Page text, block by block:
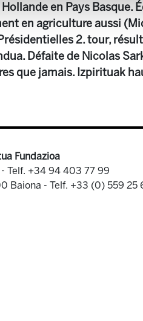
en Pays Basque.
en agriculture aussi
2. tour,
Défaite de Nicolas
que jamais. Izpirituak
Fundazioa
Telf. +34 94 403 77 99
Baiona - Telf. +33 (0) 559 25